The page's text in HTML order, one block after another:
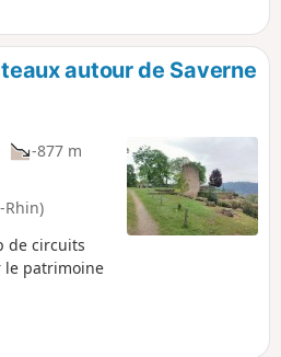
et montée au Rappenfels
Vit, le Marienfels et le
autour de Saverne
-877 m
Rhin)
de circuits
le patrimoine